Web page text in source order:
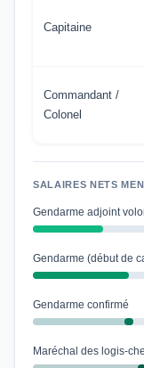
Capitaine
Commandant /
Colonel
SALAIRES NETS
Gendarme adjoint
Gendarme (début de
Gendarme confirmé
Maréchal des logis-